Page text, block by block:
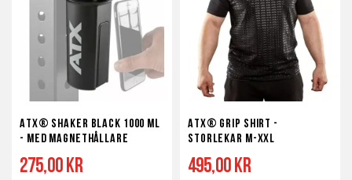
önskelista
jämför önskelista
jämför
ATX® Shaker Black 1000 ml
- med magnethållare
275,00 kr
ATX® Grip Shirt -
storlekar M-XXL
495,00 kr